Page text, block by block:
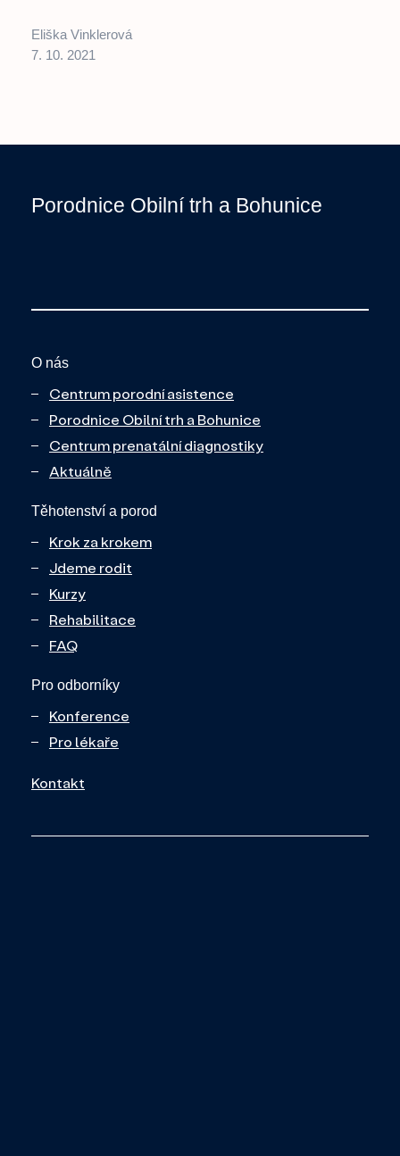
Eliška Vinklerová
7. 10. 2021
Porodnice Obilní trh a Bohunice
O nás
Centrum porodní asistence
Porodnice Obilní trh a Bohunice
Centrum prenatální diagnostiky
Aktuálně
Těhotenství a porod
Krok za krokem
Jdeme rodit
Kurzy
Rehabilitace
FAQ
Pro odborníky
Konference
Pro lékaře
Kontakt